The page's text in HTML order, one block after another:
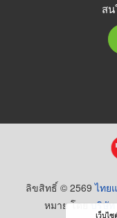
ส
ลิขสิทธิ์ © 2569ไทย
หมาย โดยบริษัท
เว็บไ